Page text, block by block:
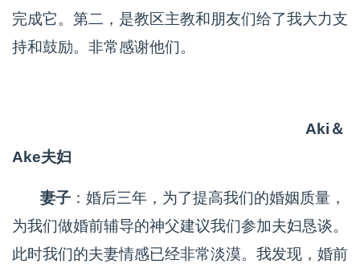
完成它。第二，是教区主教和朋友们给了我大力支
持和鼓励。非常感谢他们。
Aki＆
Ake夫妇
妻子 ：婚后三年，为了提高我们的婚姻质量，
为我们做婚前辅导的神父建议我们参加夫妇恳谈。
此时我们的夫妻情感已经非常淡漠。我发现，婚前